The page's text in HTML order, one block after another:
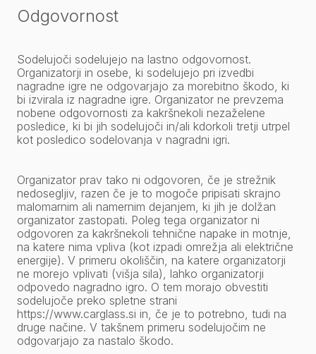
Odgovornost
Sodelujoči sodelujejo na lastno odgovornost.
Organizatorji in osebe, ki sodelujejo pri izvedbi
nagradne igre ne odgovarjajo za morebitno škodo, ki
bi izvirala iz nagradne igre. Organizator ne prevzema
nobene odgovornosti za kakršnekoli nezaželene
posledice, ki bi jih sodelujoči in/ali kdorkoli tretji utrpel
kot posledico sodelovanja v nagradni igri.
Organizator prav tako ni odgovoren, če je strežnik
nedosegljiv, razen če je to mogoče pripisati skrajno
malomarnim ali namernim dejanjem, ki jih je dolžan
organizator zastopati. Poleg tega organizator ni
odgovoren za kakršnekoli tehnične napake in motnje,
na katere nima vpliva (kot izpadi omrežja ali električne
energije). V primeru okoliščin, na katere organizatorji
ne morejo vplivati (višja sila), lahko organizatorji
odpovedo nagradno igro. O tem morajo obvestiti
sodelujoče preko spletne strani
https://www.carglass.si in, če je to potrebno, tudi na
druge načine. V takšnem primeru sodelujočim ne
odgovarjajo za nastalo škodo.